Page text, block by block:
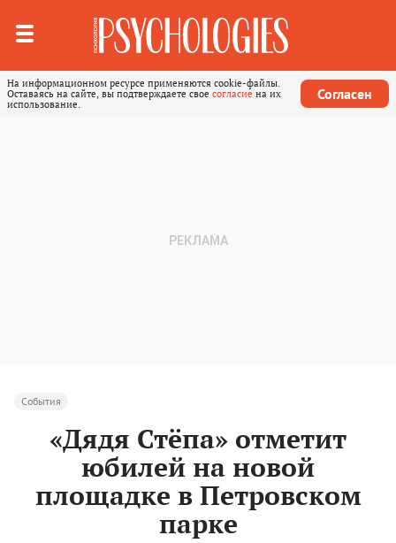
На информационном ресурсе применяются cookie-файлы.
Оставаясь на сайте, вы подтверждаете свое согласие на их
использование.
Согласен
События
«Дядя Стёпа» отметит
юбилей на новой
площадке в Петровском
парке